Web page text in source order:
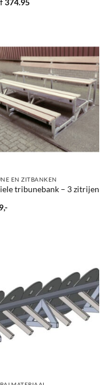
374.95
EN ZITBANKEN
tribunebank – 3 zitrijen